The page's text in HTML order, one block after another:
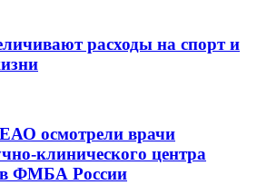
расходы на спорт и
ЕАО осмотрели врачи
клинического центра
ФМБА России